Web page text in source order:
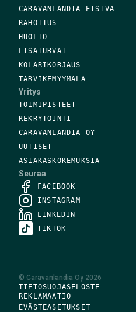
CARAVANLANDIA ETSIVÄ
RAHOITUS
HUOLTO
LISÄTURVAT
KOLARIKORJAUS
TARVIKEMYYMÄLÄ
Yritys
TOIMIPISTEET
REKRYTOINTI
CARAVANLANDIA OY
UUTISET
ASIAKASKOKEMUKSIA
Seuraa
FACEBOOK
INSTAGRAM
LINKEDIN
TIKTOK
© Caravanlandia Oy 2026
TIETOSUOJASELOSTE
REKLAMAATIO
EVÄSTEASETUKSET